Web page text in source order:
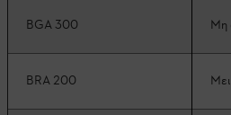
BGA 300 Μη
BRA 200